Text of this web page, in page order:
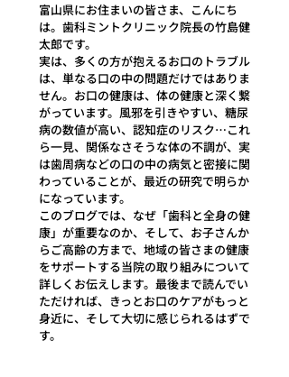
富山県にお住まいの皆さま、こんにち
は。歯科ミントクリニック院長の竹島健
太郎です。
実は、多くの方が抱えるお口のトラブル
は、単なる口の中の問題だけではありま
せん。お口の健康は、体の健康と深く繋
がっています。風邪を引きやすい、糖尿
病の数値が高い、認知症のリスク…これ
ら一見、関係なさそうな体の不調が、実
は歯周病などの口の中の病気と密接に関
わっていることが、最近の研究で明らか
になっています。
このブログでは、なぜ「歯科と全身の健
康」が重要なのか、そして、お子さんか
らご高齢の方まで、地域の皆さまの健康
をサポートする当院の取り組みについて
詳しくお伝えします。最後まで読んでい
ただければ、きっとお口のケアがもっと
身近に、そして大切に感じられるはずで
す。